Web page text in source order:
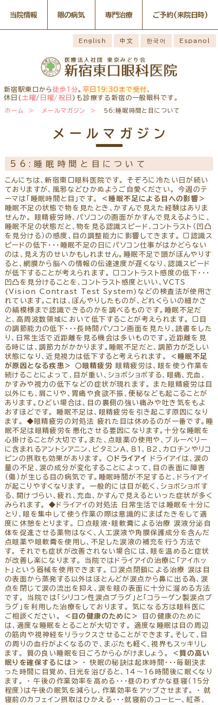
English 中文 한국어 Espanol
新宿駅東口から 徒歩1分。 平日19:30まで受付、
休日( 土曜/ 日曜/祝日 )も診療する新宿の一般眼科です。
当院情報
感染症予防のための衛生環境
整備の取り組み
医師のご紹介
ごあいさつ 当院勤務医師のご紹介
院内の様子 検査・治療・手術機器
診療のご案内
当院へお越しになる方へのお
診察の流れ
アクセス
当院へのアクセス
メールマガジン
よくある質問
診療報酬に関する院内掲示
リンク
リクルート
パンフレットのダウンロード
眼の病気
症状から探す
構造から探す
お薬の使用方法
主な眼科疾患
糖尿病性網膜症 緑内障 網膜硝子体疾患
花粉症
白内障
診療
学校近視について
専門治療
網膜・硝子体疾患専門治療ペ
ージ
ドライアイ専門治療ページ
緑内障専門治療ページ
角膜疾患専門治療ページ
花粉症総合ページ
抗VEGF抗体療法
ボツリヌス療法
学校近視のご案内
日帰り白内障手術
手術担当医のご紹介
由
コンタクトレンズの種類と特徴
しばらく眼科受診していない
方へ
初めてコンタクトレンズを使う
方へ
コンタクトレンズトラブル
ご予約(来院日時)
WEB予約(来院日時の設定)
小児眼科専門治療を予約
コンタクトレンズ診療を予約
白内障専門治療を予約
白内障手術公開講座を予約
網膜・硝子体専門治療を予約
ドライアイ専門治療を予約
黄斑専門治療を予約
緑内障専門治療を予約
ぶどう膜専門治療を予約
予約をキャンセルする
ホーム メールマガジン 56:睡眠時間と目について
メールマガジン
56:睡眠時間と目について
こんにちは、新宿東口眼科医院です。 そぞろに冷たい日が続い
ておりますが、風邪などひかぬようご自愛ください。 今週のテ
ーマは「睡眠時間と目」です。
＜睡眠不足による目への影響＞
睡眠不足の状態で物を見たとき、かすんで見えた経験はありま
せんか。 眼精疲労時、パソコンの画面がかすんで見えるように、
睡眠不足の状態だと、物を見る認識スピード、コントラスト（凹凸
を見分ける）の感度、目の調整能力に影響してきます。 □認識ス
ピードの低下・・・睡眠不足の日にパソコン仕事がはかどらない
のは、見え方のせいかもしれません。睡眠不足で頭がぼんやりす
ると、網膜から脳への情報の伝達速度が遅くなり、認識スピード
が低下することが考えられます。 □コントラスト感度の低下・・・
凹凸を見分けることを、コントラスト感度といい、VCTS
(Vision Contrast Test System)などの検査法が使用さ
れています。これは、ぼんやりしたものが、どれくらいの細かさ
の縞模様まで認識できるのかを調べるものです。睡眠不足だ
と、高周波数領域において低下することが考えられます。 □目
の調節能力の低下・・・長時間パソコン画面を見たり、読書をした
り、日常生活で近距離を見る機会は多いものです。近距離を見
る時には、調節力がかかります。睡眠不足だと、調節力が乏しい
状態になり、近見視力は低下すると考えられます。
＜睡眠不足
が原因となる疾患＞
○眼精疲労
眼精疲労は、眼を使う作業を
続けることによって、目が重い、ショボショボする、眼痛、充血、
かすみや視力の低下などの症状が現れます。 また眼精疲労は目
以外にも、肩こりや、胃痛や食欲不振、便秘なども起こることが
あります。ひどい場合は、目の裏側の強い痛みや吐き気をもよ
おすほどです。 睡眠不足は、眼精疲労を引き起こす原因になり
ます。 ◆眼精疲労の対処法 疲れた目は休めるのが一番です。睡
眠不足は眼精疲労を悪化させる要因になります。十分な睡眠を
心掛けることが大切です。また、点眼薬の使用や、ブルーベリー
に含まれるアントシアニン、ビタミンＡ、Ｂ1、Ｂ2、カロチンやリコ
ピンの摂取も効果があります。 ○ドライアイ
ドライアイは、涙の
量の不足、涙の成分が変化することによって、目の表面に障害
（傷）が生じる目の病気です。睡眠時間が不足すると、ドライアイ
が起こりやすくなります。 一般的には目が乾く、ショボショボす
る、開けづらい、疲れ、充血、かすんで見えるといった症状が多く
みられます。 ◆ドライアイの対処法 日常生活では睡眠を十分に
とり、眼を集中して使う作業の際は意識的にまばたきをして適
度に休憩をとります。 □点眼液・眼軟膏による治療 涙液分泌自
体を促進させる薬物はなく、人工涙液や角膜保護成分を含んだ
点眼薬や眼軟膏を使用し、不足した涙液の補充を行う方法で
す。 それでも症状が改善されない場合には、眼を温めると症状
が改善し楽になります。 当院ではドライアイの治療に「アイホッ
ト」という器械を使用できます。 □涙点閉鎖による治療 涙は目
の表面から蒸発する以外はほとんどが涙点から鼻に出る為、涙
点を閉じて涙の流出を抑え、涙を眼の表面に十分に溜める方法
です。 当院では「シリコン性涙点プラグ」と「コラーゲン製涙点プ
ラグ」を利用した治療をしております。 気になる方は眼科医に
ご相談ください。
＜目の健康のために＞
目の健康のために
は、適度な睡眠をとることが大切です。 適度な睡眠は目の周辺
の筋肉や視神経をリラックスさせることができます。そして、目
の周りの血行がよくなるので、まぶたも軽く、視界もスッキリし
ます。 質の良い睡眠を日ごろから心がけましょう。
＜質の高い
眠りを確保するには＞
・ 快眠の秘訣は起床時間・・・毎朝決ま
った時間に目覚め、日光を浴びると、14～16時間後に眠くなり
ます。 ・ 午後の作業効率を高める・・・昼のわずかな昼寝（15分
程度）は午後の眠気を減らし、作業効率をアップさせます。 ・ 就
寝前のカフェイン摂取はひかえる・・・就寝前のコーヒー、紅茶、